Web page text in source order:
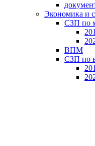
Экономика и
СЗП по
ВПМ
СЗП по